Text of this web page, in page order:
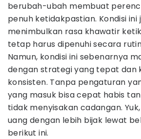
berubah-ubah membuat
penuh ketidakpastian. Kondisi ini
menimbulkan rasa khawatir
tetap harus dipenuhi secara
Namun, kondisi ini sebenarnya
dengan strategi yang tepat dan
konsisten. Tanpa pengaturan
yang masuk bisa cepat habis
tidak menyisakan cadangan.
uang dengan lebih bijak lewat
berikut ini.